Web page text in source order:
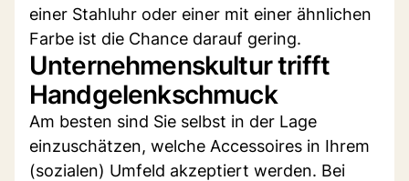
einer Stahluhr oder einer mit einer ähnlichen
Farbe ist die Chance darauf gering.
Unternehmenskultur trifft
Handgelenkschmuck
Am besten sind Sie selbst in der Lage
einzuschätzen, welche Accessoires in Ihrem
(sozialen) Umfeld akzeptiert werden. Bei